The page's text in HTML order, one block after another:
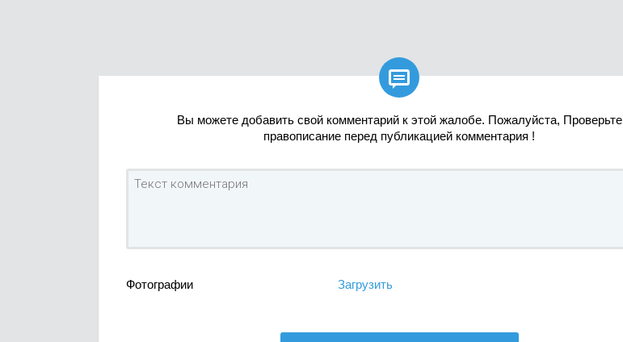

Вы можете добавить свой комментарий к этой жалобе. Пожалуйста, Проверьте
правописание перед публикацией комментария !
Фотографии Загрузить